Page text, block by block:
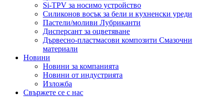
Si-TPV за носимо устройство
Силиконов восък за бели и кухненски уреди
Пастели/моливи Лубриканти
Дисперсант за оцветяване
Дървесно-пластмасови композити Смазочни
материали
Новини
Новини за компанията
Новини от индустрията
Изложба
Свържете се с нас